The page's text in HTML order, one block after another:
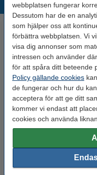
webbplatsen fungerar
Dessutom har de en
som hjälper oss att
förbättra webbplatsen. Vi
visa dig annonser som
intressen och använder
för att spåra ditt beteende
Policy gällande cookies
de fungerar och hur du
acceptera för att ge ditt
kommer vi endast att
cookies och använda
Sax 204mm | Westcott
Trendsetter | rosa/turkos